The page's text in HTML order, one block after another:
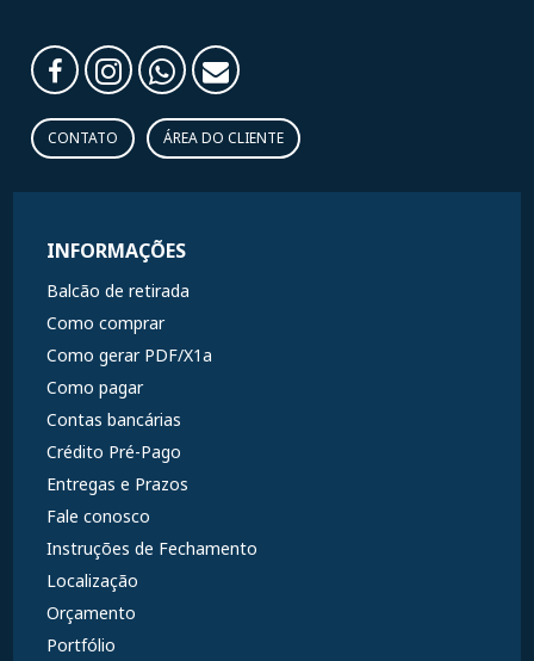
CONTATO ÁREA DO CLIENTE
INFORMAÇÕES
Balcão de retirada
Como comprar
Como gerar PDF/X1a
Como pagar
Contas bancárias
Crédito Pré-Pago
Entregas e Prazos
Fale conosco
Instruções de Fechamento
Localização
Orçamento
Portfólio